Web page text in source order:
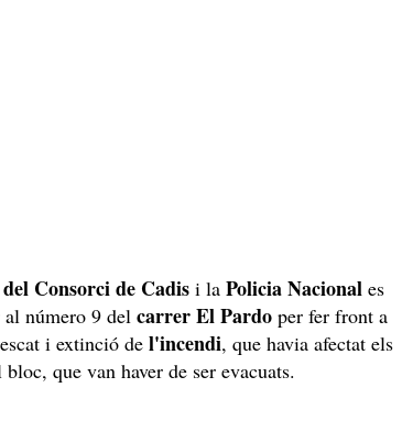
Consorci de Cadis i laPolicia Nacional es
al número 9 delcarrer El Pardo per fer front a
i extinció del'incendi, que havia afectat els
que van haver de ser evacuats.